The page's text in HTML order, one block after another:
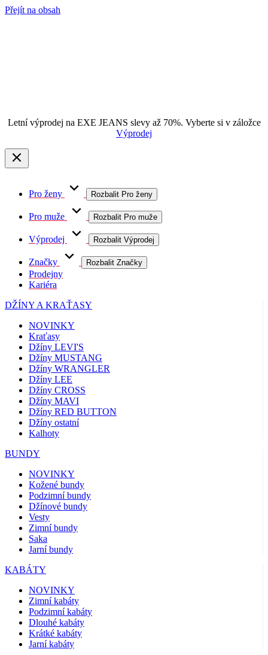
Přejít na obsah
Letní výprodej na EXE JEANS slevy až 70%. Vyberte si v záložce
Výprodej
Pro ženy Rozbalit Pro ženy
Pro muže Rozbalit Pro muže
Výprodej Rozbalit Výprodej
Značky Rozbalit Značky
Prodejny
Kariéra
DŽÍNY A KRAŤASY
NOVINKY
Kraťasy
Džíny LEVI'S
Džíny MUSTANG
Džíny WRANGLER
Džíny LEE
Džíny CROSS
Džíny MAVI
Džíny RED BUTTON
Džíny ostatní
Kalhoty
BUNDY
NOVINKY
Kožené bundy
Podzimní bundy
Džínové bundy
Vesty
Zimní bundy
Saka
Jarní bundy
KABÁTY
NOVINKY
Zimní kabáty
Podzimní kabáty
Dlouhé kabáty
Krátké kabáty
Jarní kabáty